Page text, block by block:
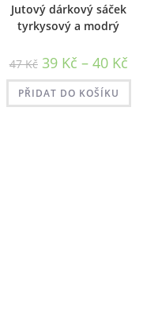
Jutový dárkový sáček
tyrkysový a modrý
47Kč 39 Kč – 40 Kčcen:
39 Kč
40 Kč
PŘIDAT DO KOŠÍKU